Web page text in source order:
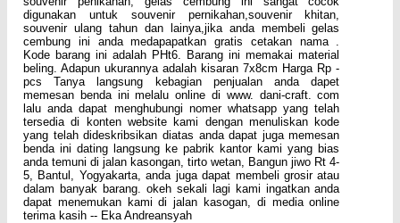
digunakan untuk souvenir pernikahan,souvenir khitan,
souvenir ulang tahun dan lainya,jika anda membeli gelas
cembung ini anda medapapatkan gratis cetakan nama .
Kode barang ini adalah PHt6. Barang ini memakai material
beling. Adapun ukurannya adalah kisaran 7x8cm Harga Rp -
pcs Tanya langsung kebagian penjualan anda dapet
memesan benda ini melalu online di www. dani-craft. com
lalu anda dapat menghubungi nomer whatsapp yang telah
tersedia di konten website kami dengan menuliskan kode
yang telah dideskribsikan diatas anda dapat juga memesan
benda ini dating langsung ke pabrik kantor kami yang bias
anda temuni di jalan kasongan, tirto wetan, Bangun jiwo Rt 4-
5, Bantul, Yogyakarta, anda juga dapat membeli grosir atau
dalam banyak barang. okeh sekali lagi kami ingatkan anda
dapat menemukan kami di jalan kasogan, di media online
terima kasih -- Eka Andreansyah